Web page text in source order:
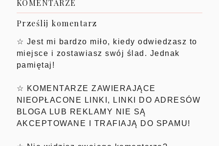
KOMENTARZE
Prześlij komentarz
☆ Jest mi bardzo miło, kiedy odwiedzasz to
miejsce i zostawiasz swój ślad. Jednak
pamiętaj!
☆ KOMENTARZE ZAWIERAJĄCE
NIEOPŁACONE LINKI, LINKI DO ADRESÓW
BLOGA LUB REKLAMY NIE SĄ
AKCEPTOWANE I TRAFIAJĄ DO SPAMU!